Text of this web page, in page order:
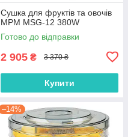
Сушка для фруктів та овочів
MPM MSG-12 380W
Готово до відправки
2 905 ₴ 3 370 ₴
Купити
–14%